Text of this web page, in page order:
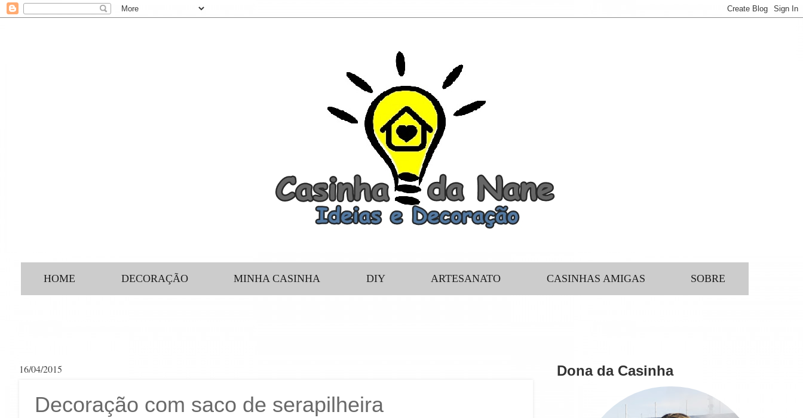
HOME DECORAÇÃO MINHA CASINHA DIY ARTESANATO CASINHAS AMIGAS SOBRE
16/04/2015
Decoração com saco de serapilheira
Dona da Casinha